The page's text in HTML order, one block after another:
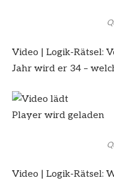
Video | Logik-Rätsel:
Jahr wird er 34 –
Player wird geladen
Video
Logik-Rätsel: